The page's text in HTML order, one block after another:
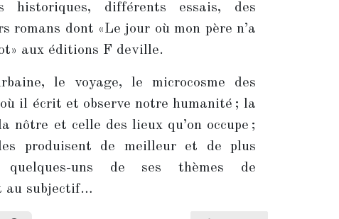
historiques, différents essais, des
romans dont «Le jour où mon père n’a
aux éditions F deville.
le voyage, le microcosme des
il écrit et observe notre humanité ; la
nôtre et celle des lieux qu’on occupe ;
produisent de meilleur et de plus
quelques-uns de ses thèmes de
au subjectif…